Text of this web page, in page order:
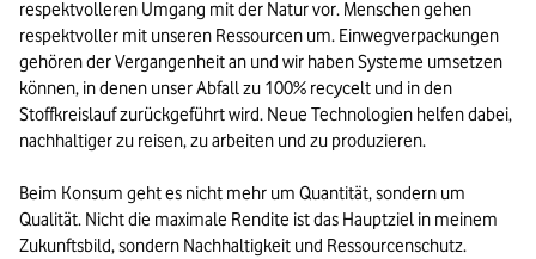
respektvolleren Umgang mit der Natur vor. Menschen gehen
respektvoller mit unseren Ressourcen um. Einwegverpackungen
gehören der Vergangenheit an und wir haben Systeme umsetzen
können, in denen unser Abfall zu 100% recycelt und in den
Stoffkreislauf zurückgeführt wird. Neue Technologien helfen dabei,
nachhaltiger zu reisen, zu arbeiten und zu produzieren.
Beim Konsum geht es nicht mehr um Quantität, sondern um
Qualität. Nicht die maximale Rendite ist das Hauptziel in meinem
Zukunftsbild, sondern Nachhaltigkeit und Ressourcenschutz.